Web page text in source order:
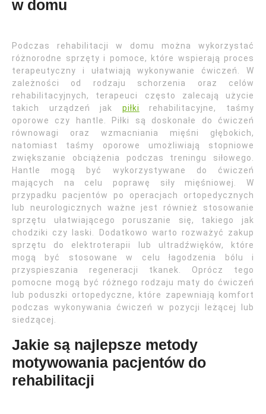
w domu
Podczas rehabilitacji w domu można wykorzystać
różnorodne sprzęty i pomoce, które wspierają proces
terapeutyczny i ułatwiają wykonywanie ćwiczeń. W
zależności od rodzaju schorzenia oraz celów
rehabilitacyjnych, terapeuci często zalecają użycie
takich urządzeń jak piłki
rehabilitacyjne, taśmy
oporowe czy hantle. Piłki są doskonałe do ćwiczeń
równowagi oraz wzmacniania mięśni głębokich,
natomiast taśmy oporowe umożliwiają stopniowe
zwiększanie obciążenia podczas treningu siłowego.
Hantle mogą być wykorzystywane do ćwiczeń
mających na celu poprawę siły mięśniowej. W
przypadku pacjentów po operacjach ortopedycznych
lub neurologicznych ważne jest również stosowanie
sprzętu ułatwiającego poruszanie się, takiego jak
chodziki czy laski. Dodatkowo warto rozważyć zakup
sprzętu do elektroterapii lub ultradźwięków, które
mogą być stosowane w celu łagodzenia bólu i
przyspieszania regeneracji tkanek. Oprócz tego
pomocne mogą być różnego rodzaju maty do ćwiczeń
lub poduszki ortopedyczne, które zapewniają komfort
podczas wykonywania ćwiczeń w pozycji leżącej lub
siedzącej.
Jakie są najlepsze metody
motywowania pacjentów do
rehabilitacji